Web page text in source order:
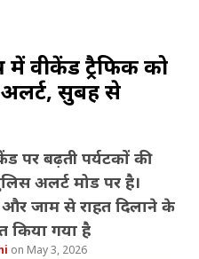
में वीकेंड ट्रैफिक को
सुबह से
पर बढ़ती पर्यटकों की
अलर्ट मोड पर है।
जाम से राहत दिलाने के
किया गया है
May 3, 2026